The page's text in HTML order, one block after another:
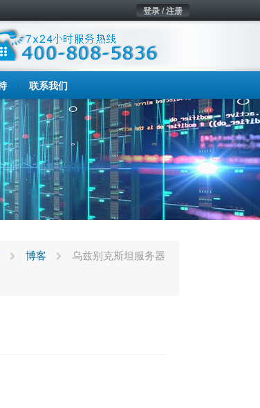
登录 / 注册
联系我们
博客 乌兹别克斯坦服务器